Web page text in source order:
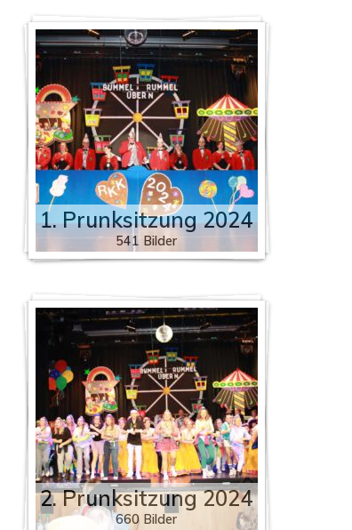
1. Prunksitzung 2024
541 Bilder
2. Prunksitzung 2024
660 Bilder